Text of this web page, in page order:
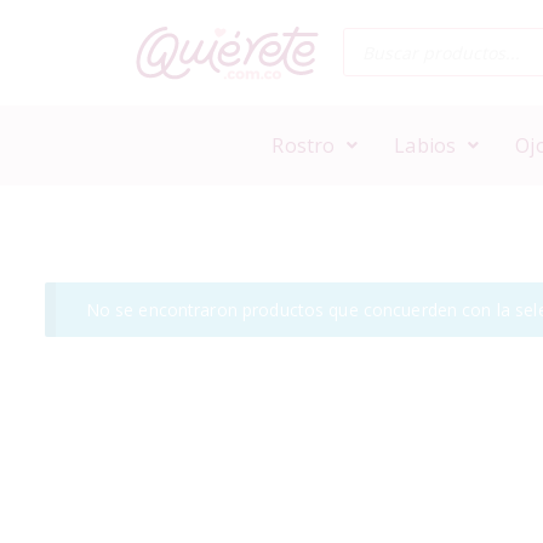
Rostro Labios
No se encontraron productos que concuerden con la